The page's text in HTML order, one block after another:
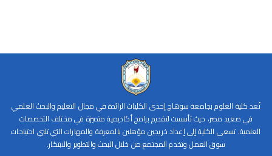
تُعد كلية العلوم بجامعة سوهاج إحدى الكليات الرائدة في مجال التعليم والبحث العلمي
في صعيد مصر، حيث تأسست لتقديم برامج أكاديمية متميزة في مختلف التخصصات
العلمية. تسعى الكلية إلى إعداد خريجين مؤهلين بالمعرفة والمهارات التي تلبي احتياجات
سوق العمل وتخدم المجتمع من خلال البحث والتطوير والابتكار.